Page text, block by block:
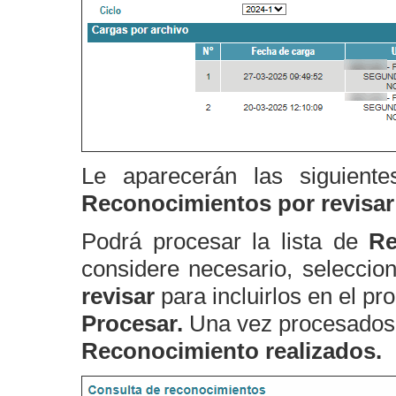
Le aparecerán las
Reconocimientos por
Podrá procesar la lista de
considere necesario,
revisar para incluirlos en el
Procesar. Una vez
Reconocimiento realizados.